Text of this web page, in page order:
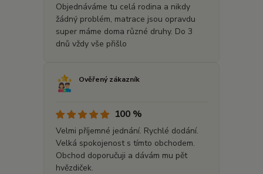
Objednáváme tu celá rodina a nikdy
žádný problém, matrace jsou opravdu
super máme doma různé druhy. Do 3
dnů vždy vše přišlo
Ověřený zákazník
100 %
Velmi příjemné jednání. Rychlé dodání.
Velká spokojenost s tímto obchodem.
Obchod doporučuji a dávám mu pět
hvězdiček.